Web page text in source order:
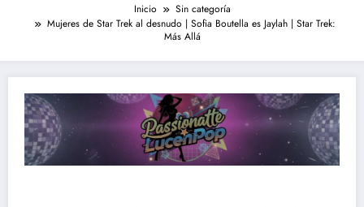
Inicio
Sin categoría
Mujeres de Star Trek al desnudo | Sofia Boutella es Jaylah | Star Trek:
Más Allá